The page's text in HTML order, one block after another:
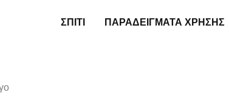
ΣΠΊΤΙ ΠΑΡΑΔΕΊΓΜΑΤΑ ΧΡΉΣΗΣ